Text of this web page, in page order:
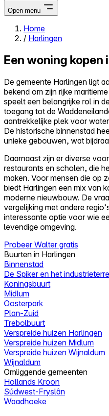
Open menu
Close menu
Zelf kopen
Alles-in-één
Reviews
Prijzen
Log in
Probeer Walter gratis
Home
/ Harlingen
Een woning kopen
De gemeente Harlingen ligt
bekend om zijn rijke
speelt een belangrijke rol in
toegang tot de
aantrekkelijke plek voor
De historische binnenstad
unieke gebouwen, wat
Daarnaast zijn er diverse
restaurants en scholen, die
maken. Voor mensen die op
biedt Harlingen een mix van
moderne nieuwbouw. De
vergelijking met andere
interessante optie voor wie
levendige omgeving.
Probeer Walter gratis
Buurten in Harlingen
Binnenstad
De Spiker en het
Koningsbuurt
Midlum
Oosterpark
Plan-Zuid
Trebolbuurt
Verspreide huizen Harlingen
Verspreide huizen Midlum
Verspreide huizen Wijnaldum
Wijnaldum
Omliggende gemeenten
Hollands Kroon
Súdwest-Fryslân
Waadhoeke